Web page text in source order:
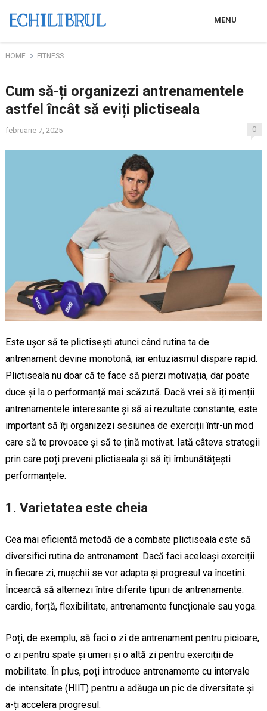
MENU
HOME FITNESS
Cum să-ți organizezi antrenamentele
astfel încât să eviți plictiseala
februarie 7, 2025 0
Este ușor să te plictisești atunci când rutina ta de
antrenament devine monotonă, iar entuziasmul dispare rapid.
Plictiseala nu doar că te face să pierzi motivația, dar poate
duce și la o performanță mai scăzută. Dacă vrei să îți menții
antrenamentele interesante și să ai rezultate constante, este
important să îți organizezi sesiunea de exerciții într-un mod
care să te provoace și să te țină motivat. Iată câteva strategii
prin care poți preveni plictiseala și să îți îmbunătățești
performanțele.
1. Varietatea este cheia
Cea mai eficientă metodă de a combate plictiseala este să
diversifici rutina de antrenament. Dacă faci aceleași exerciții
în fiecare zi, mușchii se vor adapta și progresul va încetini.
Încearcă să alternezi între diferite tipuri de antrenamente:
cardio, forță, flexibilitate, antrenamente funcționale sau yoga.
Poți, de exemplu, să faci o zi de antrenament pentru picioare,
o zi pentru spate și umeri și o altă zi pentru exerciții de
mobilitate. În plus, poți introduce antrenamente cu intervale
de intensitate (HIIT) pentru a adăuga un pic de diversitate și
a-ți accelera progresul.